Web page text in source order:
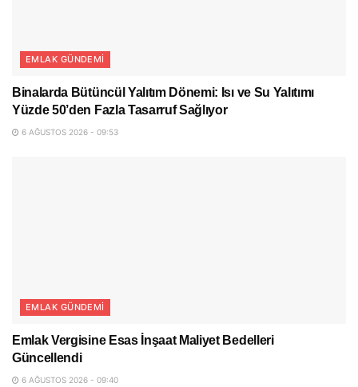
EMLAK GÜNDEMI
Binalarda Bütüncül Yalıtım Dönemi: Isı ve Su Yalıtımı
Yüzde 50’den Fazla Tasarruf Sağlıyor
6 AĞUSTOS 2026 - 09:53
EMLAK GÜNDEMI
Emlak Vergisine Esas İnşaat Maliyet Bedelleri
Güncellendi
6 AĞUSTOS 2026 - 09:40